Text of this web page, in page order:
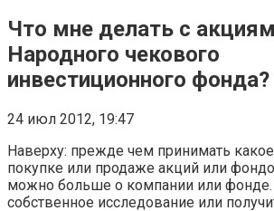
Что мне делать с
Народного чекового
инвестиционного фонда?
24 июл 2012, 19:47
Наверху: прежде чем принимать
покупке или продаже акций или
можно больше о компании или фонде.
собственное исследование или